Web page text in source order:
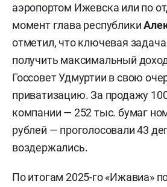
аэропортом Ижевска или по
момент глава республики
отметил, что ключевая
получить максимальный
Госсовет Удмуртии в свою
приватизацию. За продажу
компании — 252 тыс. бумаг
рублей — проголосовали 43
воздержались.
По итогам 2025-го «Ижавиа»